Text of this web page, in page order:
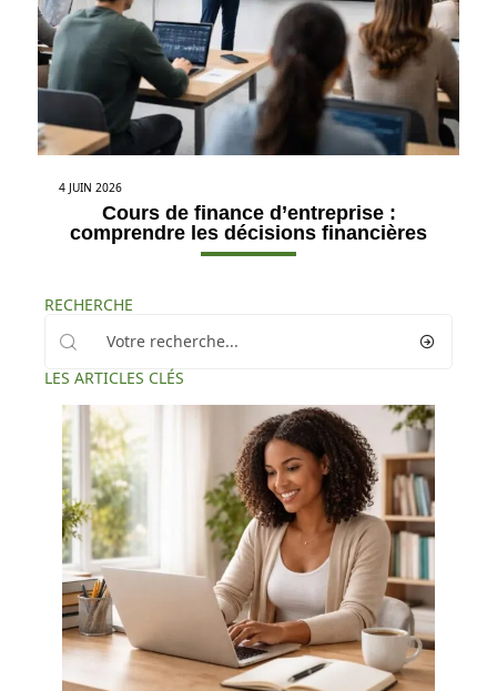
4 JUIN 2026
Cours de finance d’entreprise :
comprendre les décisions financières
RECHERCHE
LES ARTICLES CLÉS